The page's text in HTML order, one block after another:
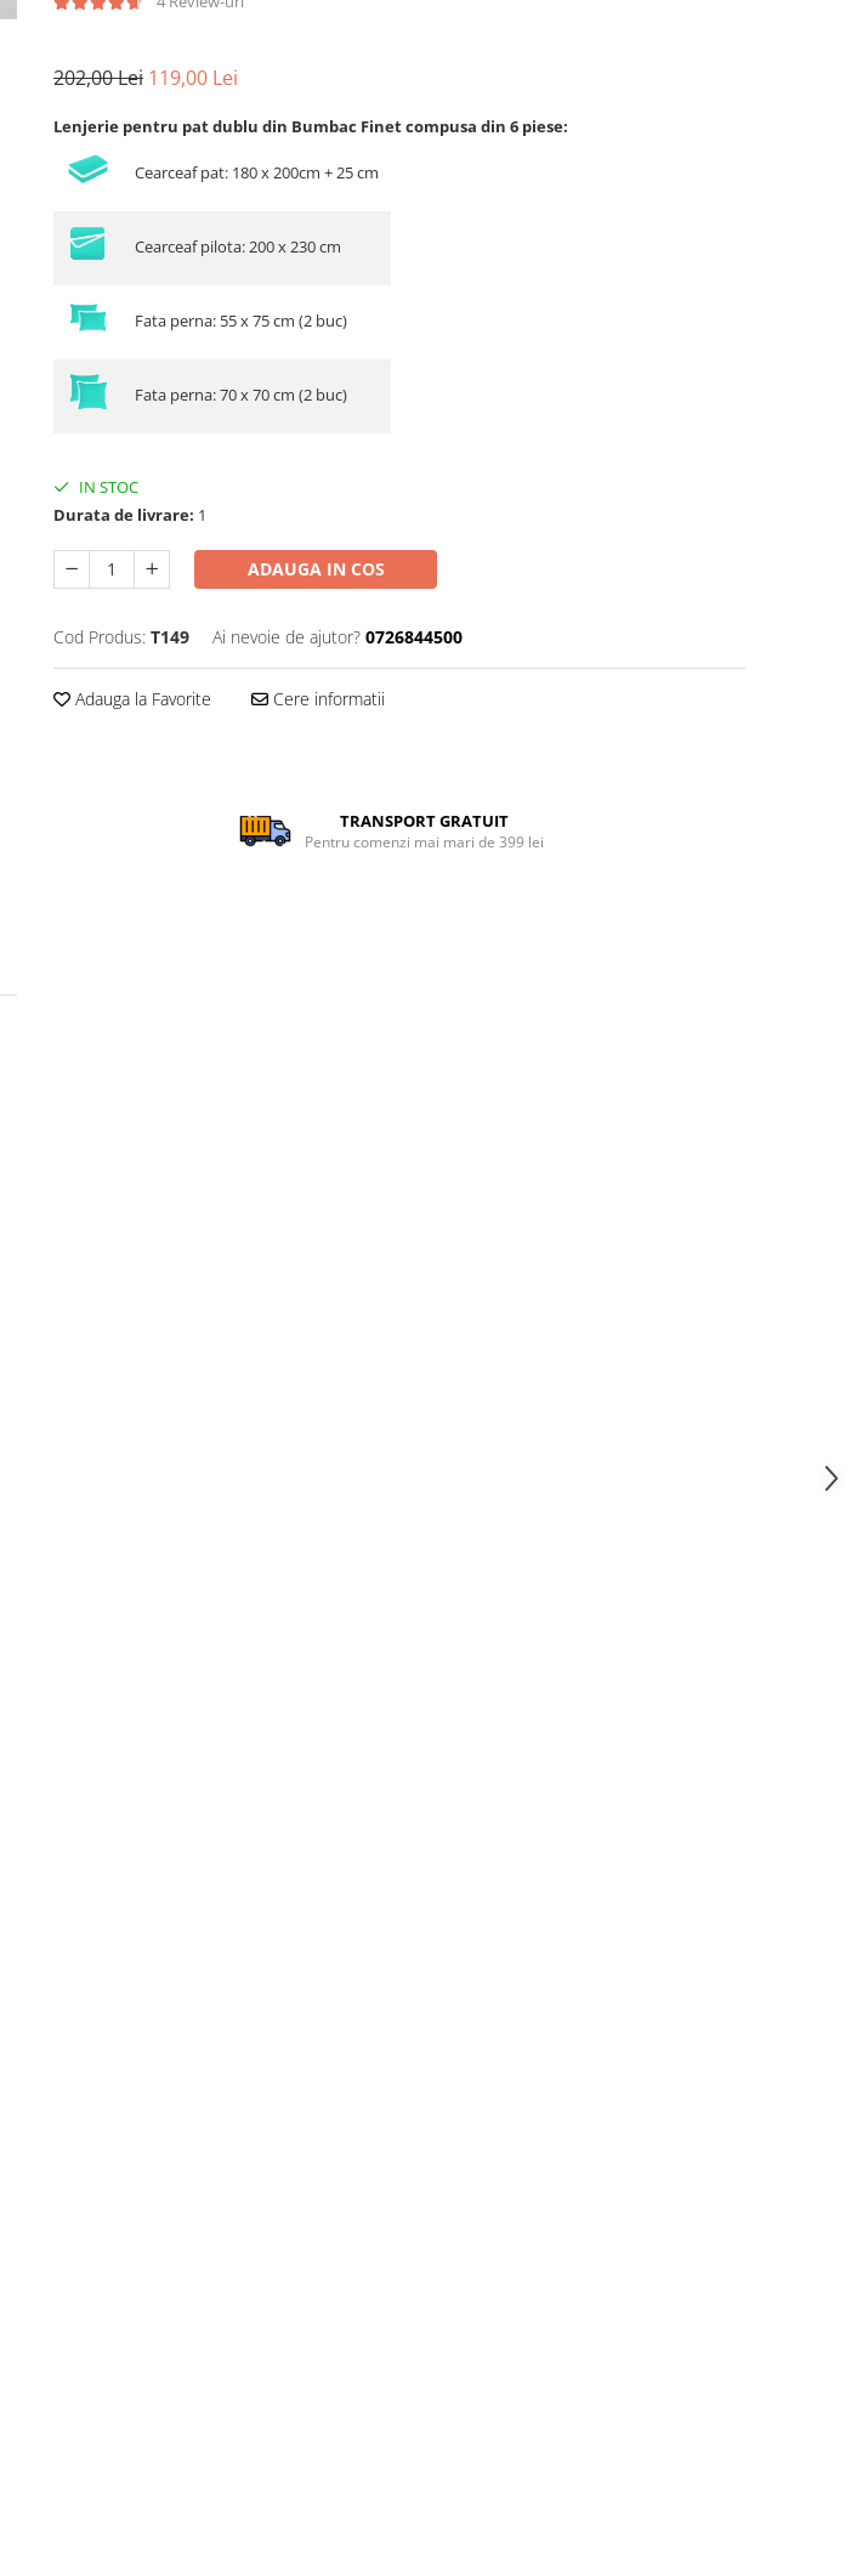
202,00 Lei 119,00 Lei
Lenjerie pentru pat dublu din Bumbac Finet compusa din 6 piese:
Cearceaf pat: 180 x 200cm + 25 cm
Cearceaf pilota: 200 x 230 cm
Fata perna: 55 x 75 cm (2 buc)
Fata perna: 70 x 70 cm (2 buc)
IN STOC
Durata de livrare: 1
ADAUGA IN COS
Cod Produs: T149 Ai nevoie de ajutor? 0726844500
Adauga la Favorite Cere informatii
TRANSPORT GRATUIT
Pentru comenzi mai mari de 399 lei